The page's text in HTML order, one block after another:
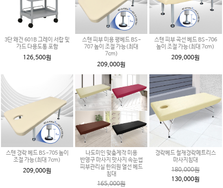
3단 왜건 601B 그레이 서랍 및
가드 다용도통 포함
126,500원
스텐 피부 미용 평베드 BS-
707 높이 조절 가능(최대
7cm)
209,000원
스텐 피부 곡선 베드 BS-706
높이 조절 가능(최대 7cm)
209,000원
스텐 경락 베드 BS-705 높이
조절 가능(최대 7cm)
209,000원
나도미인 맞춤제작 미용
반영구 마사지 맛사지 속눈썹
피부관리실 한의원 열선 베드
침대
165,000원
경락베드 철재경락메트리스
마사지침대
180,000원
130,000원